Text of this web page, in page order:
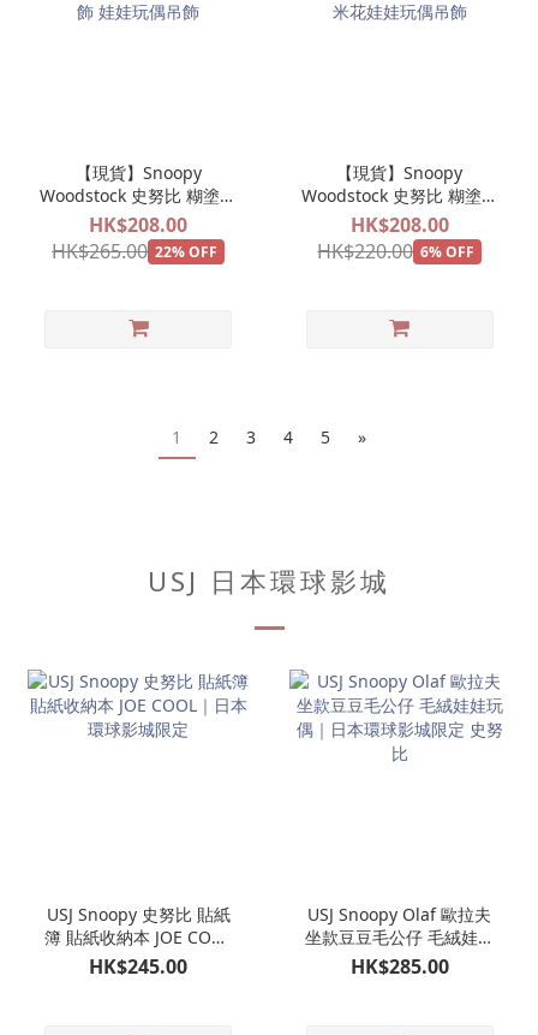
【現貨】Snoopy
Woodstock 史努比 糊塗塌
客 遊樂場系列 旋轉木馬公
仔掛飾 娃娃玩偶吊飾
HK$208.00
HK$265.00 22% OFF
【現貨】Snoopy
Woodstock 史努比 糊塗塌
客 遊樂場系列 爆谷公仔掛
飾 爆米花娃娃玩偶吊飾
HK$208.00
HK$220.00 6% OFF
1 2 3 4 5 »
USJ 日本環球影城
USJ Snoopy 史努比 貼紙
簿 貼紙收納本 JOE COOL
｜日本環球影城限定
HK$245.00
USJ Snoopy Olaf 歐拉夫
坐款豆豆毛公仔 毛絨娃娃
玩偶｜日本環球影城限定
史努比
HK$285.00